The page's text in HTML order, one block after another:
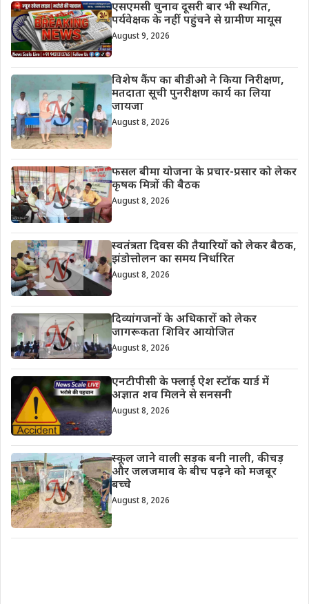
एसएमसी चुनाव दूसरी बार भी स्थगित,
पर्यवेक्षक के नहीं पहुंचने से ग्रामीण मायूस
August 9, 2026
विशेष कैंप का बीडीओ ने किया निरीक्षण,
मतदाता सूची पुनरीक्षण कार्य का लिया
जायजा
August 8, 2026
फसल बीमा योजना के प्रचार-प्रसार को लेकर
कृषक मित्रों की बैठक
August 8, 2026
स्वतंत्रता दिवस की तैयारियों को लेकर बैठक,
झंडोत्तोलन का समय निर्धारित
August 8, 2026
दिव्यांगजनों के अधिकारों को लेकर
जागरूकता शिविर आयोजित
August 8, 2026
एनटीपीसी के फ्लाई ऐश स्टॉक यार्ड में
अज्ञात शव मिलने से सनसनी
August 8, 2026
स्कूल जाने वाली सड़क बनी नाली, कीचड़
और जलजमाव के बीच पढ़ने को मजबूर
बच्चे
August 8, 2026